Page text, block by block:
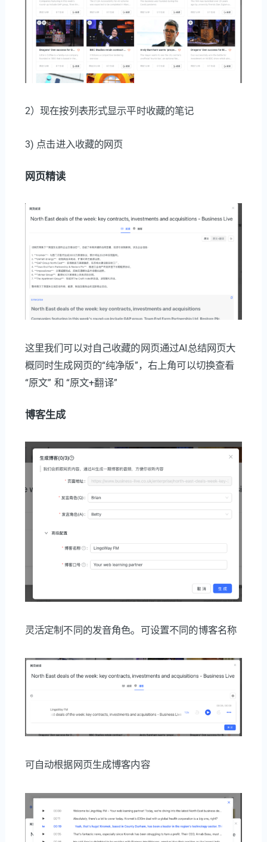
2）现在按列表形式显示平时收藏的笔记
3) 点击进入收藏的网页
网页精读
这里我们可以对自己收藏的网页通过AI总结网页大
概同时生成网页的“纯净版”，右上角可以切换查看
“原文” 和 “原文+翻译”
博客生成
灵活定制不同的发音角色。可设置不同的博客名称
可自动根据网页生成博客内容